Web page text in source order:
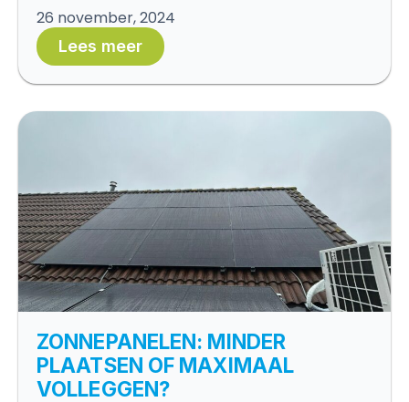
26 november, 2024
Lees meer
ZONNEPANELEN: MINDER
PLAATSEN OF MAXIMAAL
VOLLEGGEN?